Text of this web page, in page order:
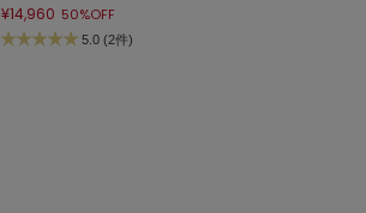
¥14,960 50%OFF
5.0 (2件)